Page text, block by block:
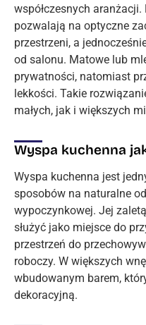
współczesnych
pozwalają na optyczne
przestrzeni, a
od salonu. Matowe lub
prywatności, natomiast
lekkości. Takie
małych, jak i większych
Wyspa kuchenna
Wyspa kuchenna jest
sposobów na naturalne
wypoczynkowej. Jej
służyć jako miejsce do
przestrzeń do
roboczy. W większych
wbudowanym barem,
dekoracyjną.